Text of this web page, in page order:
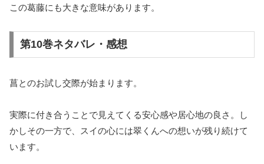
この葛藤にも大きな意味があります。
第10巻ネタバレ・感想
菖とのお試し交際が始まります。
実際に付き合うことで見えてくる安心感や居心地の良さ。し
かしその一方で、スイの心には翠くんへの想いが残り続けて
います。